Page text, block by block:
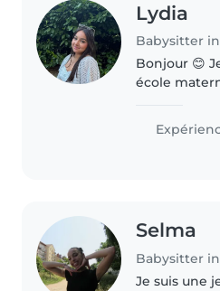
Lydia
Bonjour 😊 Je suis ATSEM en
école
Dijon et alentours.
contact des
quotidien,
Selma
Je suis une